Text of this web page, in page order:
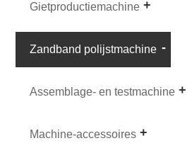
Gietproductiemachine
Zandband polijstmachine
Assemblage- en testmachine
Machine-accessoires